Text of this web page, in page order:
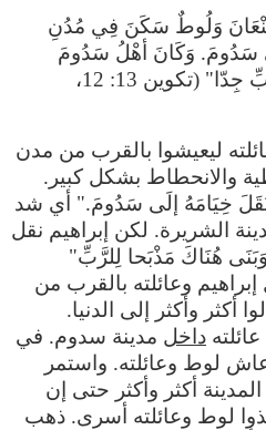
وَلُوطٌ سَكَنَ فِي مُدُنِ
سَدُومَ. وَكَانَ أهْلُ سَدُومَ
أشْرَارا وَخُطَاةً لَدَى الرَّبِّ جِدّا" (تكوين 13: 12،
ليعيشوا بالقرب من مدن
والانحطاط بشكل كبير.
خِيَامَهُ إلَى سَدُومَ." أي شد
الشريرة. لكن إبراهيم نقل
هُنَاكَ مَذْبَحا لِلرَّبِّ"
ظل إبراهيم وعائلته بالقرب من
أكثر وأكثر إلى الدنيا.
داخل مدينة سدوم. في
لوط وعائلته. واستمر
أكثر وأكثر حتى إن
لوط وعائلته أسرى. ذهب